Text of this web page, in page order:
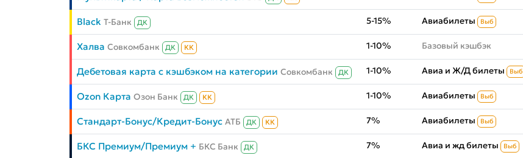
Black Т-Банк ДК 5-15% Авиабилеты Выб
Халва Совкомбанк ДК КК 1-10% Базовый кэшбэк
Дебетовая карта с кэшбэком на категории Совкомбанк ДК 1-10% Авиа и Ж/Д билеты Выб
Ozon Карта Озон Банк ДК КК 1-10% Авиабилеты Выб
Стандарт-Бонус/Кредит-Бонус АТБ ДК КК 7% Авиабилеты Выб
БКС Премиум/Премиум + БКС Банк ДК 7% Авиа и жд билеты Выб